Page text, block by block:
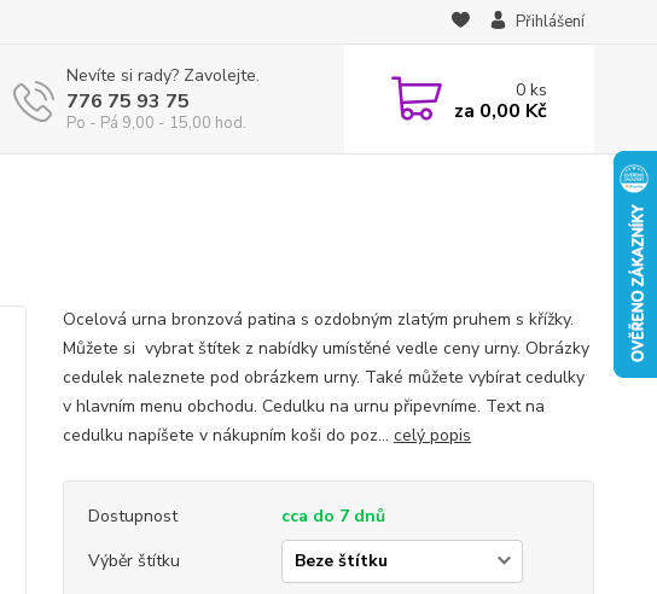
Přihlášení
Nevíte si rady? Zavolejte.
776 75 93 75
Po - Pá 9,00 - 15,00 hod.
0ks
za 0,00 Kč
Ocelová urna bronzová patina s ozdobným zlatým pruhem s křížky.
Můžete si vybrat štítek z nabídky umístěné vedle ceny urny. Obrázky
cedulek naleznete pod obrázkem urny. Také můžete vybírat cedulky
v hlavním menu obchodu. Cedulku na urnu připevníme. Text na
cedulku napíšete v nákupním koši do poz... celý popis
Dostupnost
cca do 7 dnů
Výběr štítku